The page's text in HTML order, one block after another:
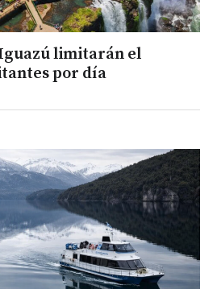
limitarán el
por día